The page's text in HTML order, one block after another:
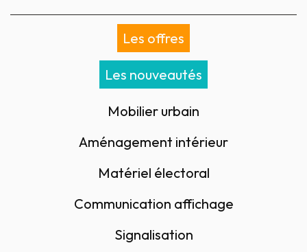
Les offres
Les nouveautés
Mobilier urbain
Aménagement intérieur
Matériel électoral
Communication affichage
Signalisation